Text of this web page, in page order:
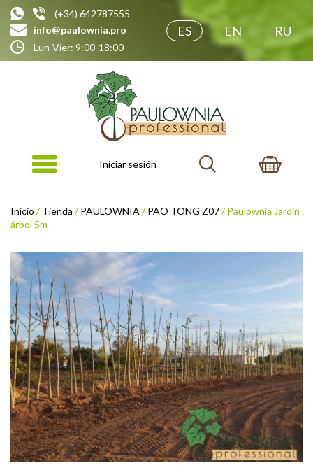
(+34) 642787555
info@paulownia.pro
Lun-Vier: 9:00-18:00
ES EN RU
Iniciar sesión
Inicio /Tienda /PAULOWNIA/PAO TONG Z07/ Paulownia Jardin
árbol 5m